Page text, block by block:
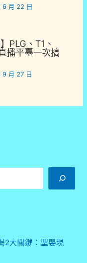
6 月 22 日
PLG、T1、
播平臺一次搞
月 27 日
2大關鍵：聖嬰現